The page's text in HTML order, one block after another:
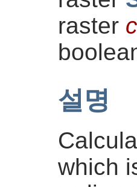
raster
설명
which